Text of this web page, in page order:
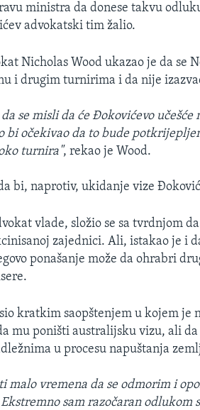
ministra da donese takvu
advokatski tim žalio.
Nicholas Wood ukazao je da se
i drugim turnirima i da nije
da se misli da će Đokovićevo
bi očekivao da to bude
turnira", rekao je Wood.
bi, naprotiv, ukidanje vize
vlade, složio se sa tvrdnjom
zajednici. Ali, istakao je i
ponašanje može da ohrabri
kratkim saopštenjem u kojem je
mu poništi australijsku vizu, ali
u procesu napuštanja
malo vremena da se odmorim i
sam razočaran odlukom